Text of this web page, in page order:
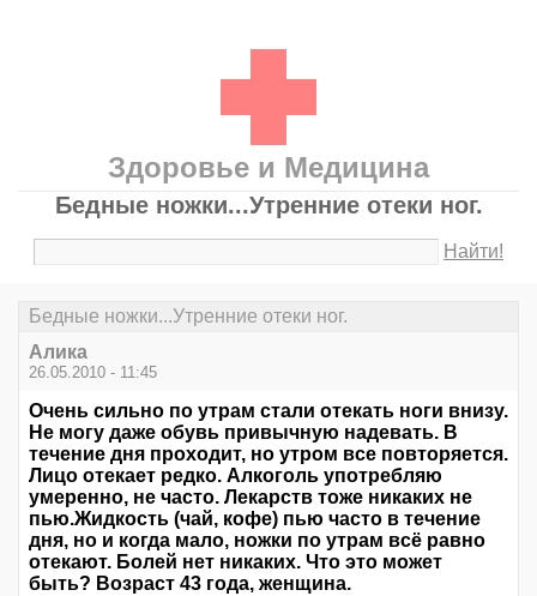
Здоровье и Медицина
Бедные ножки...Утренние отеки ног.
Найти!
Бедные ножки...Утренние отеки ног.
Алика
26.05.2010 - 11:45
Очень сильно по утрам стали отекать ноги внизу.
Не могу даже обувь привычную надевать. В
течение дня проходит, но утром все повторяется.
Лицо отекает редко. Алкоголь употребляю
умеренно, не часто. Лекарств тоже никаких не
пью.Жидкость (чай, кофе) пью часто в течение
дня, но и когда мало, ножки по утрам всё равно
отекают. Болей нет никаких. Что это может
быть? Возраст 43 года, женщина.